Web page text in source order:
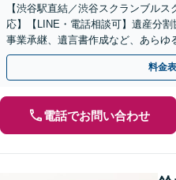
【渋谷駅直結／渋谷スクランブル
応】【LINE・電話相談可】遺産分割
事業承継、遺言書作成など、あらゆ
のため、円満な解決を目指します。
料金
電話でお問い合わせ